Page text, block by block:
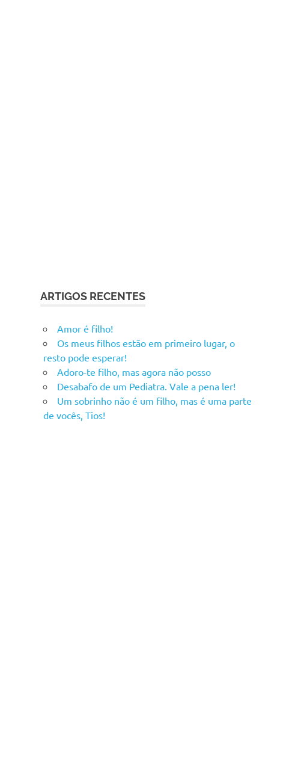
ARTIGOS RECENTES
Amor é filho!
Os meus filhos estão em primeiro lugar, o
resto pode esperar!
Adoro-te filho, mas agora não posso
Desabafo de um Pediatra. Vale a pena ler!
Um sobrinho não é um filho, mas é uma parte
de vocês, Tios!